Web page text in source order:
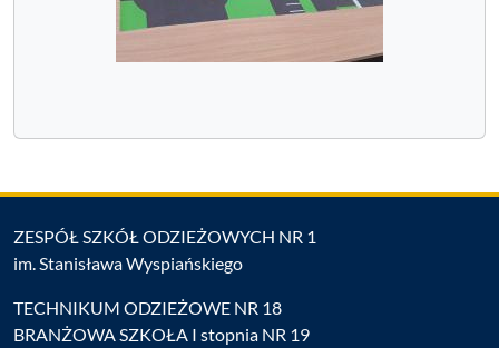
ZESPÓŁ SZKÓŁ ODZIEŻOWYCH NR 1
im. Stanisława Wyspiańskiego
TECHNIKUM ODZIEŻOWE NR 18
BRANŻOWA SZKOŁA I stopnia NR 19